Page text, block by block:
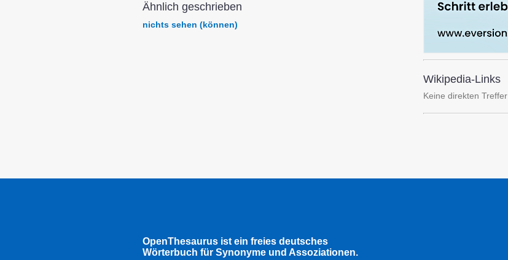
Ähnlich geschrieben
nichts sehen (können)
Wikipedia-Links
Keine direkten Treffer
OpenThesaurus ist ein freies deutsches
Wörterbuch für Synonyme und Assoziationen.